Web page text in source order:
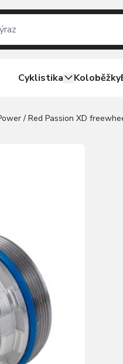
Cyklistika Koloběžky
/ Red Passion XD